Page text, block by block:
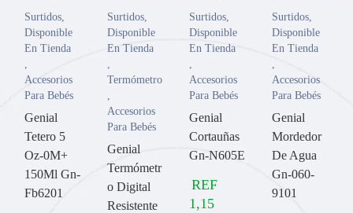
Surtidos
Disponible
En Tienda
Accesorios
Para Bebés
Genial
Tetero 5
Oz-0M+
150Ml Gn-
Fb6201
Surtidos,
Disponible
En Tienda
Termómetro
Accesorios
Para Bebés
Genial
Termómetr
o Digital
Resistente
Surtidos
Disponible
En Tienda
Accesorios
Para Bebés
Genial
Cortauñas
Gn-N605E
REF
1,15
Surtidos,
Disponible
En Tienda
Accesorios
Para Bebés
Genial
Mordedor
De Agua
Gn-060-
9101